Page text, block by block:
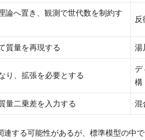
論へ置き、観測で世代数を制約す
質量を再現する 湯
り、拡張を必要とする
デ
構
量二乗差を入力する 混
する可能性があるが、標準模型の中